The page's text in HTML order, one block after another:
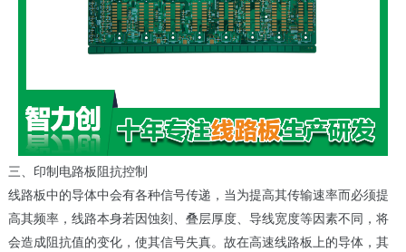
三、印制电路板阻抗控制
线路板中的导体中会有各种信号传递，当为提高其传输速率而必须提
高其频率，线路本身若因蚀刻、叠层厚度、导线宽度等因素不同，将
会造成阻抗值的变化，使其信号失真。故在高速线路板上的导体，其